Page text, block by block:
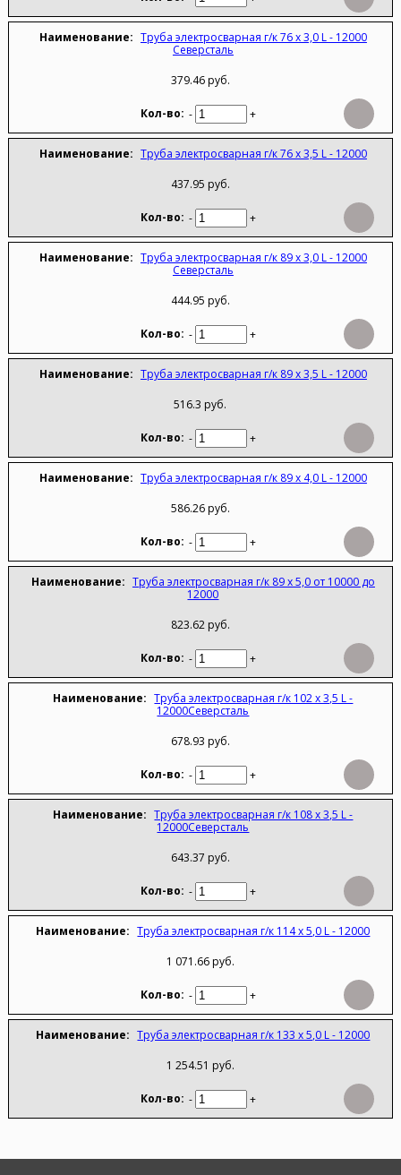
Труба электросварная г/к 76 х 3,0 L - 12000
Северсталь
379.46 руб.
- +
Труба электросварная г/к 76 х 3,5 L - 12000
437.95 руб.
- +
Труба электросварная г/к 89 х 3,0 L - 12000
Северсталь
444.95 руб.
- +
Труба электросварная г/к 89 х 3,5 L - 12000
516.3 руб.
- +
Труба электросварная г/к 89 х 4,0 L - 12000
586.26 руб.
- +
Труба электросварная г/к 89 х 5,0 от 10000 до
12000
823.62 руб.
- +
Труба электросварная г/к 102 х 3,5 L -
12000Северсталь
678.93 руб.
- +
Труба электросварная г/к 108 х 3,5 L -
12000Северсталь
643.37 руб.
- +
Труба электросварная г/к 114 х 5,0 L - 12000
1 071.66 руб.
- +
Труба электросварная г/к 133 х 5,0 L - 12000
1 254.51 руб.
- +